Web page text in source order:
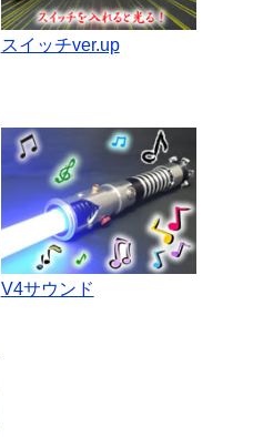
スイッチver.up
V4サウンド